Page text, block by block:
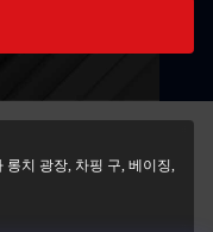
롱치 광장, 차핑 구, 베이징,